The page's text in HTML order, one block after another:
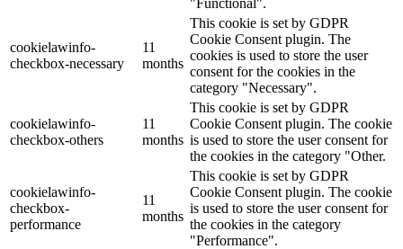
cookielawinfo-
checkbox-necessary
11
months
This cookie is set by GDPR
Cookie Consent plugin. The
cookies is used to store the user
consent for the cookies in the
category "Necessary".
cookielawinfo-
checkbox-others
11
months
This cookie is set by GDPR
Cookie Consent plugin. The cookie
is used to store the user consent for
the cookies in the category "Other.
cookielawinfo-
checkbox-
performance
11
months
This cookie is set by GDPR
Cookie Consent plugin. The cookie
is used to store the user consent for
the cookies in the category
"Performance".